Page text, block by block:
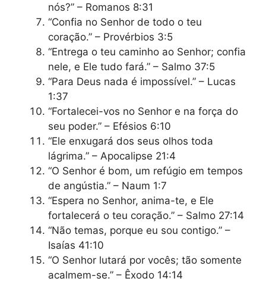
nós?” – Romanos 8:31
“Confia no Senhor de todo o teu
coração.” – Provérbios 3:5
“Entrega o teu caminho ao Senhor; confia
nele, e Ele tudo fará.” – Salmo 37:5
“Para Deus nada é impossível.” – Lucas
1:37
“Fortalecei-vos no Senhor e na força do
seu poder.” – Efésios 6:10
“Ele enxugará dos seus olhos toda
lágrima.” – Apocalipse 21:4
“O Senhor é bom, um refúgio em tempos
de angústia.” – Naum 1:7
“Espera no Senhor, anima-te, e Ele
fortalecerá o teu coração.” – Salmo 27:14
“Não temas, porque eu sou contigo.” –
Isaías 41:10
“O Senhor lutará por vocês; tão somente
acalmem-se.” – Êxodo 14:14